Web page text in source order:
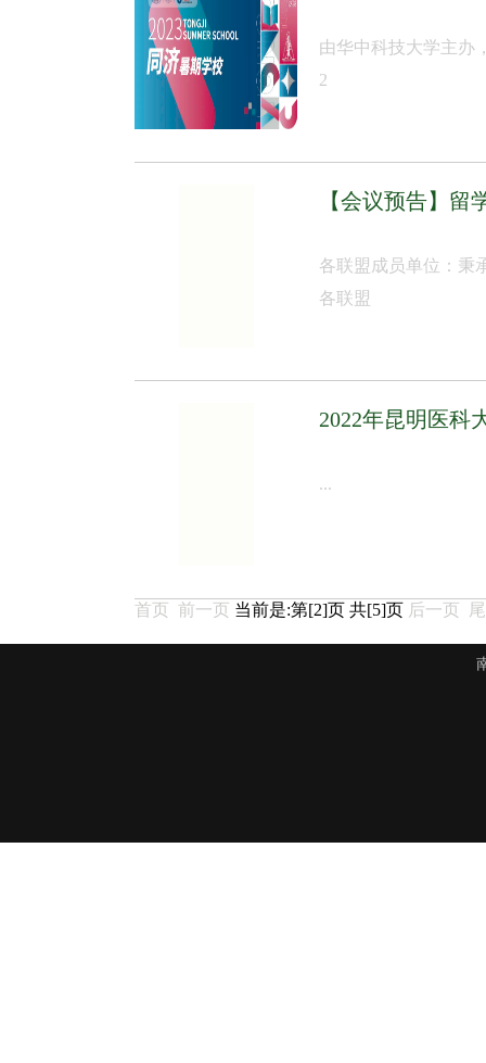
由华中科技大学主办
2
【会议预告】
各联盟成员单位：秉
各联盟
2022年昆明医科
...
首页 前一页 当前是:第[2]页 共[5]页 后一页